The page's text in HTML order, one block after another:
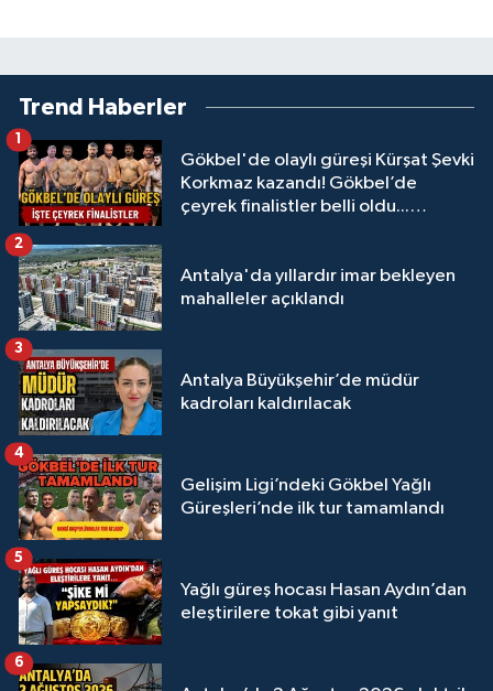
Trend Haberler
Gökbel'de olaylı güreşi Kürşat Şevki
Korkmaz kazandı! Gökbel’de
çeyrek finalistler belli oldu...
Antalya'da yıllardır imar bekleyen
mahalleler açıklandı
2
Antalya Büyükşehir’de müdür
kadroları kaldırılacak
3
Gelişim Ligi’ndeki Gökbel Yağlı
Güreşleri’nde ilk tur tamamlandı
4
Yağlı güreş hocası Hasan Aydın’dan
eleştirilere tokat gibi yanıt
5
6